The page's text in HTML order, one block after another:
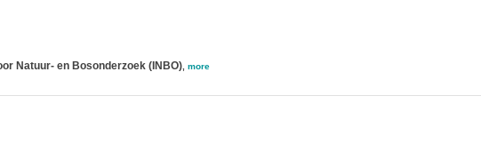
Natuur- en Bosonderzoek (INBO), more